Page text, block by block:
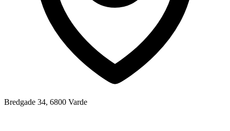
Bredgade 34, 6800 Varde